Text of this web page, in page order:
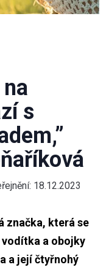
s
18.12.2023
značka, která se
vodítka a obojky
a její čtyřnohý